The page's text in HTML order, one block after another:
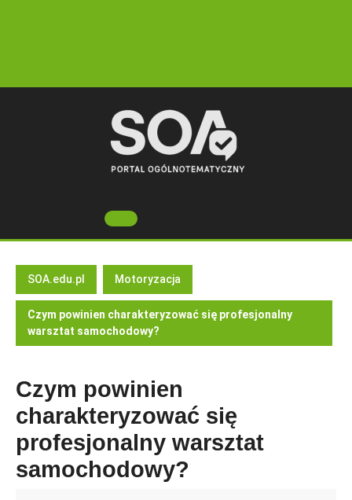
Open
Button
SOA.edu.pl Motoryzacja
Czym powinien charakteryzować się profesjonalny
warsztat samochodowy?
Czym powinien
charakteryzować się
profesjonalny warsztat
samochodowy?